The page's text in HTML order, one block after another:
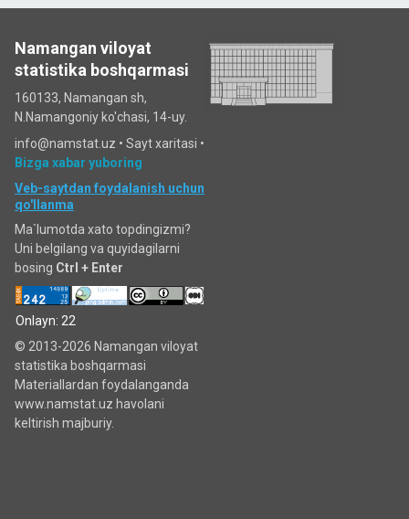
Namangan viloyat
statistika boshqarmasi
160133, Namangan sh,
N.Namangoniy ko'chasi, 14-uy.
info@namstat.uz • Sayt xaritasi •
Bizga xabar yuboring
Veb-saytdan foydalanish uchun
qo'llanma
Ma`lumotda xato topdingizmi?
Uni belgilang va quyidagilarni
bosing Ctrl + Enter
Onlayn: 22
© 2013-2026 Namangan viloyat
statistika boshqarmasi
Materiallardan foydalanganda
www.namstat.uz havolani
keltirish majburiy.